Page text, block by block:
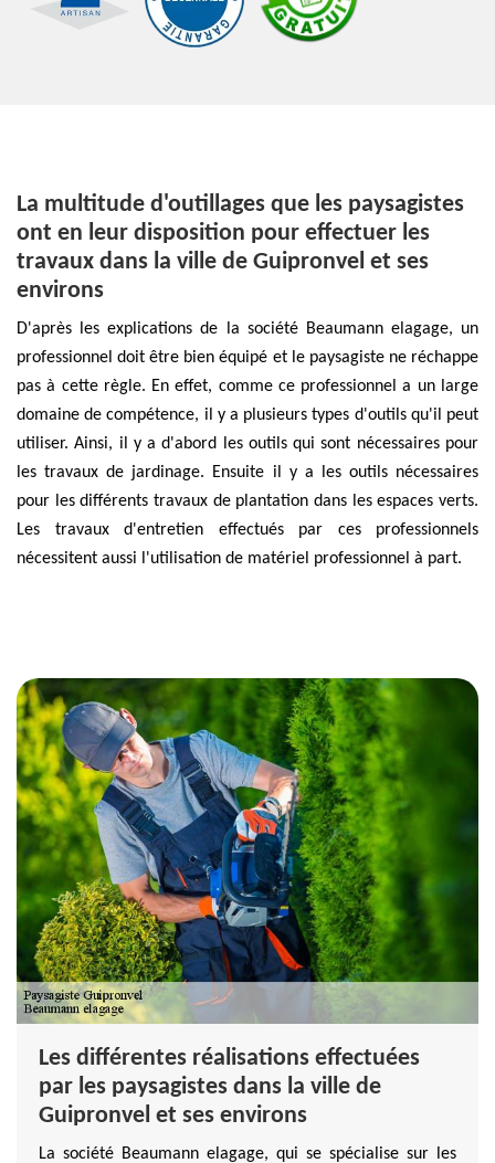
La multitude d'outillages que les paysagistes
ont en leur disposition pour effectuer les
travaux dans la ville de Guipronvel et ses
environs
D'après les explications de la société Beaumann elagage, un
professionnel doit être bien équipé et le paysagiste ne réchappe
pas à cette règle. En effet, comme ce professionnel a un large
domaine de compétence, il y a plusieurs types d'outils qu'il peut
utiliser. Ainsi, il y a d'abord les outils qui sont nécessaires pour
les travaux de jardinage. Ensuite il y a les outils nécessaires
pour les différents travaux de plantation dans les espaces verts.
Les travaux d'entretien effectués par ces professionnels
nécessitent aussi l'utilisation de matériel professionnel à part.
Les différentes réalisations effectuées
par les paysagistes dans la ville de
Guipronvel et ses environs
La société Beaumann elagage, qui se spécialise sur les